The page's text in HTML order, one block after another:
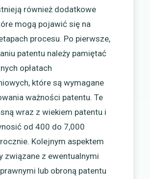
również dodatkowe
mogą pojawić się na
procesu. Po pierwsze,
patentu należy pamiętać
opłatach
które są wymagane
ważności patentu. Te
wraz z wiekiem patentu i
od 400 do 7,000
Kolejnym aspektem
związane z ewentualnymi
lub obroną patentu